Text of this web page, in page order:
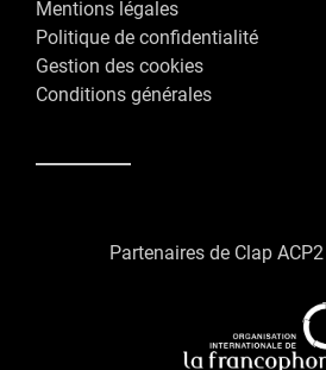
Mentions légales
Politique de confidentialité
Gestion des cookies
Conditions générales
Partenaires de Clap ACP2